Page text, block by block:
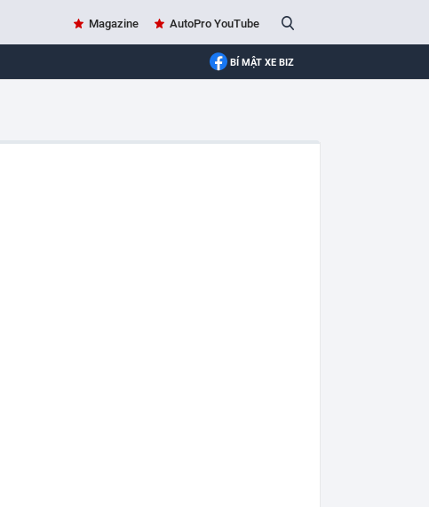
Magazine AutoPro YouTube
BÍ MẬT XE BIZ